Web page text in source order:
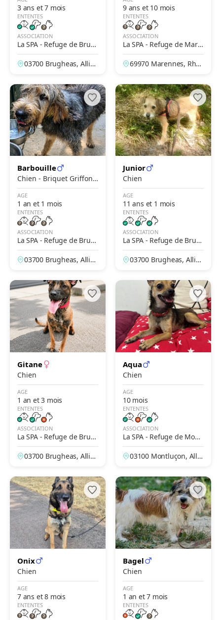
3 ans et 7 mois
ENTENTES
ASSOCIATION
La SPA - Refuge de Brug
heas – Vichy
03700 Brugheas, Allier,
9 ans et 10 mois
ENTENTES
ASSOCIATION
La SPA - Refuge de Mare
nnes – Lyon
69970 Marennes, Rhô
Barbouille
Chien - Briquet Griffon
Vendéen
AGE
1 an et 1 mois
ENTENTES
ASSOCIATION
La SPA - Refuge de Brug
heas – Vichy
03700 Brugheas, Allier,
Junior
Chien
AGE
11 ans et 1 mois
ENTENTES
ASSOCIATION
La SPA - Refuge de Brug
heas – Vichy
03700 Brugheas, Allier,
Gitane
Chien
AGE
1 an et 3 mois
ENTENTES
ASSOCIATION
La SPA - Refuge de Brug
heas – Vichy
03700 Brugheas, Allier,
Aqua
Chien
AGE
10 mois
ENTENTES
ASSOCIATION
La SPA - Refuge de Montl
uçon – La Loue
03100 Montluçon, Allie
Onix
Chien
AGE
7 ans et 8 mois
ENTENTES
Bagel
Chien
AGE
1 an et 7 mois
ENTENTES